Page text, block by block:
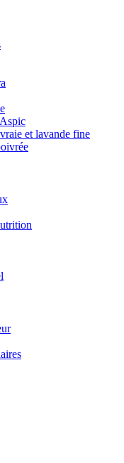
et lavande fine